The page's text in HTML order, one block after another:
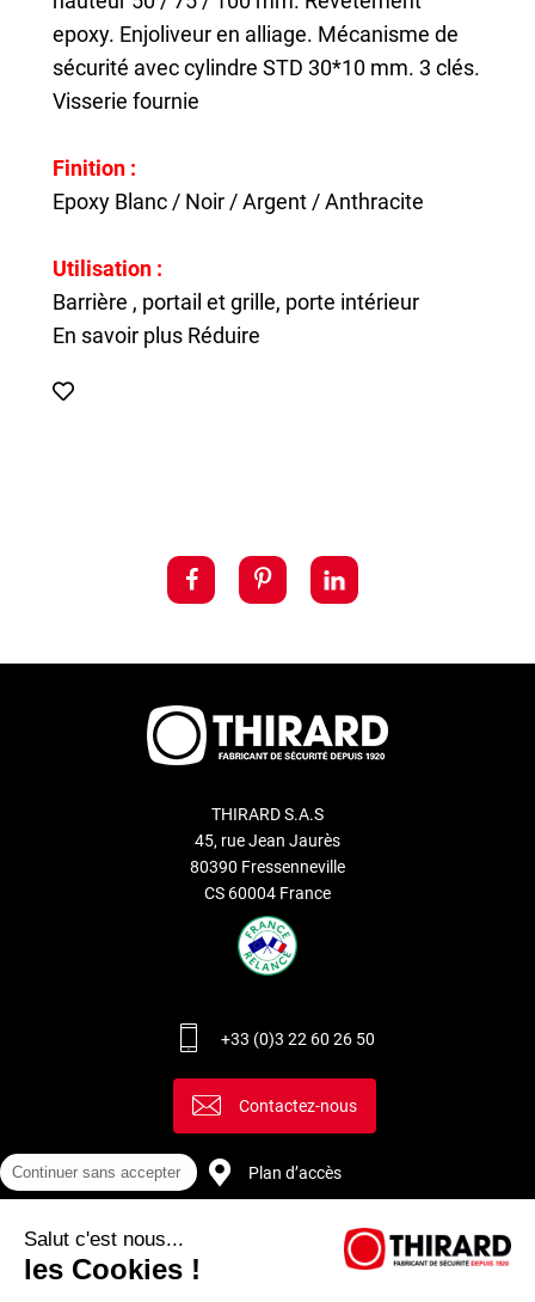
epoxy. Enjoliveur en alliage. Mécanisme de
sécurité avec cylindre STD 30*10 mm. 3 clés.
Visserie fournie
Finition :
Epoxy Blanc / Noir / Argent / Anthracite
Utilisation :
Barrière , portail et grille, porte intérieur
En savoir plus Réduire
THIRARD S.A.S
45, rue Jean Jaurès
80390 Fressenneville
CS 60004 France
+33 (0)3 22 60 26 50
Contactez-nous
Plan d’accès
Continuer sans accepter
Salut c'est nous...
les Cookies !